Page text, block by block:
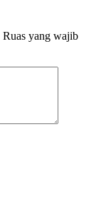
Ruas yang wajib